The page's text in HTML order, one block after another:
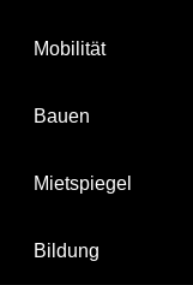
Mobilität
Bauen
Mietspiegel
Bildung